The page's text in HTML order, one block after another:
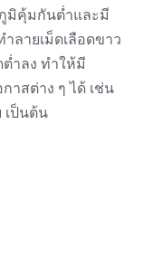
มิคุ้มกันต่ำและมี
ลายเม็ดเลือดขาว
ำลง ทำให้มี
าสต่าง ๆ ได้ เช่น
เป็นต้น